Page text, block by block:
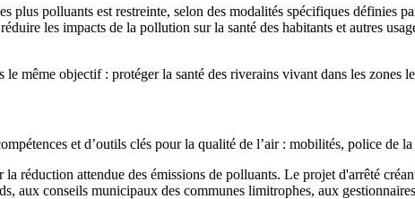
polluants est restreinte, selon des modalités spécifiques définies
les impacts de la pollution sur la santé des habitants et autres
le même objectif : protéger la santé des riverains vivant dans les zones
et d’outils clés pour la qualité de l’air : mobilités, police de
réduction attendue des émissions de polluants. Le projet d'arrêté
aux conseils municipaux des communes limitrophes, aux